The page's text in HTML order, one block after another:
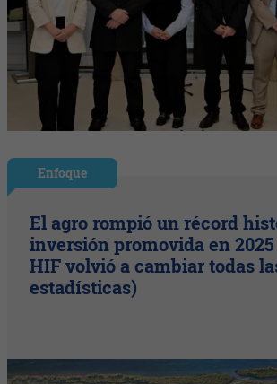
Enfoque
El agro rompió un récord
inversión promovida en
HIF volvió a cambiar todas
estadísticas)